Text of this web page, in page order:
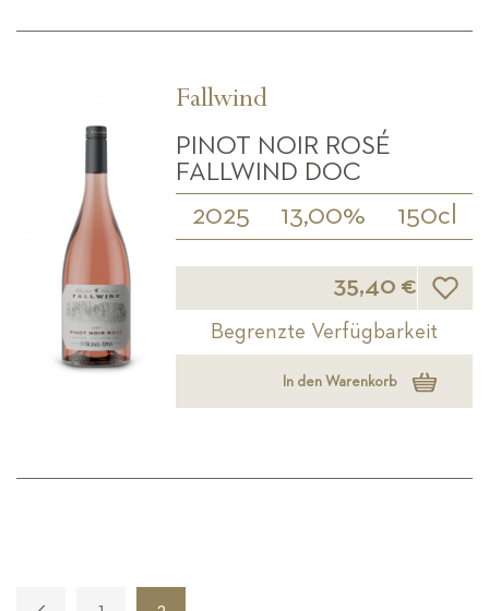
Fallwind
PINOT NOIR ROSÉ
FALLWIND DOC
2025 13,00% 150cl
35,40 €
Begrenzte Verfügbarkeit
In den Warenkorb